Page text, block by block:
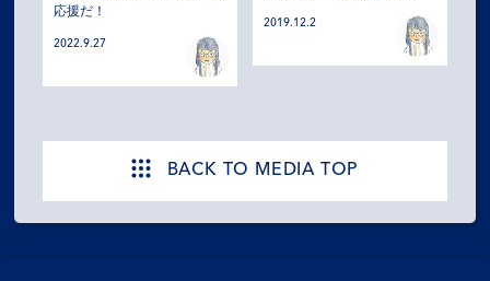
応援だ！
2022.9.27
2019.12.2
BACK TO MEDIA TOP